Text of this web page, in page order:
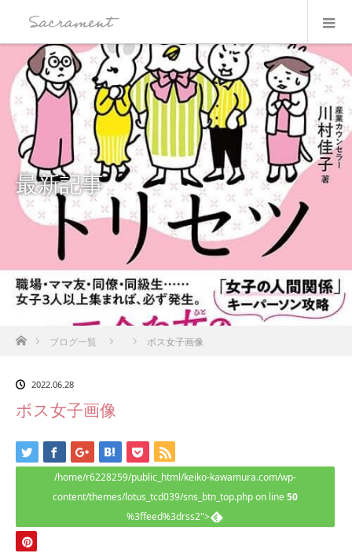
最新記事
ホームブログ一覧 ボス女子画像
2022.06.28
ボス女子画像
/home/r6228259/public_html/keiko-kawamura.com/wp-
content/themes/lotus_tcd039/sns_btn_top.php on line50
%3ffeed%3drss2">